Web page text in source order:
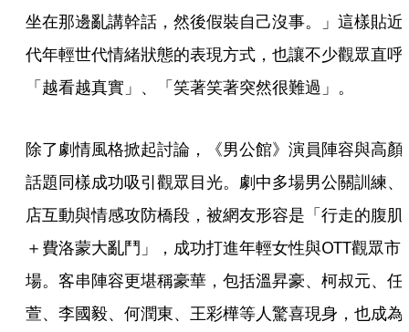
坐在那邊亂講幹話，然後假裝自己沒事。」這樣貼近
代年輕世代情緒狀態的表現方式，也讓不少觀眾直呼
「越看越真實」、「笑著笑著突然很難過」。
除了劇情風格掀起討論，《男公館》演員陣容與高顏
話題同樣成功吸引觀眾目光。劇中多場男公關訓練、
店互動與情感攻防橋段，被網友形容是「行走的腹肌
＋費洛蒙大亂鬥」，成功打進年輕女性與OTT觀眾市
場。客串陣容更堪稱豪華，包括溫昇豪、柯叔元、任
萱、李國毅、何潤東、王彩樺等人驚喜現身，也成為